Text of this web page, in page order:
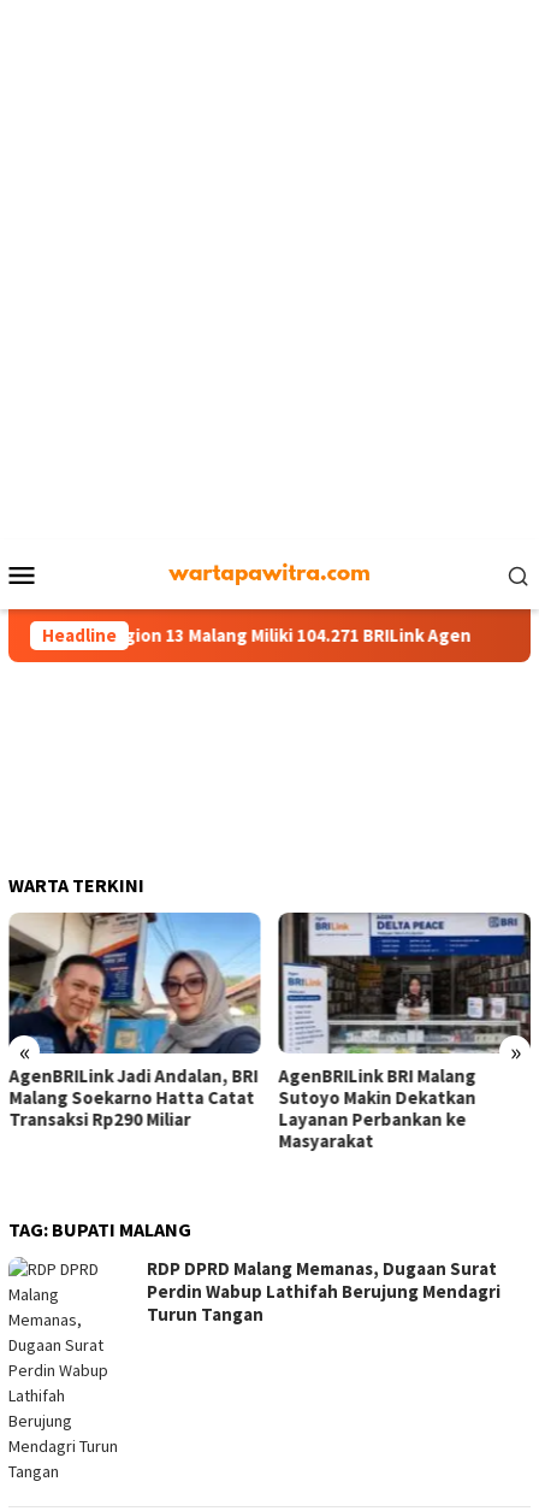
Mobile
Headline
BRI Region 13 Malang Miliki 104.271 BRILink Agen
WARTA TERKINI
« »
AgenBRILink Jadi Andalan, BRI
Malang Soekarno Hatta Catat
Transaksi Rp290 Miliar
AgenBRILink BRI Malang
Sutoyo Makin Dekatkan
Layanan Perbankan ke
Masyarakat
TAG: BUPATI MALANG
RDP DPRD Malang Memanas, Dugaan Surat
Perdin Wabup Lathifah Berujung Mendagri
Turun Tangan